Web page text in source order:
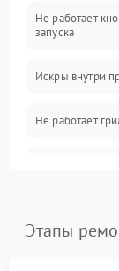
Нагрев и
Не работает
запуска
Искры внутри
Не работает
Этапы